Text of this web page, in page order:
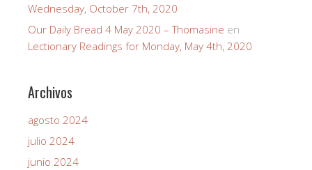
Wednesday, October 7th, 2020
Our Daily Bread 4 May 2020 – Thomasine en
Lectionary Readings for Monday, May 4th, 2020
Archivos
agosto 2024
julio 2024
junio 2024